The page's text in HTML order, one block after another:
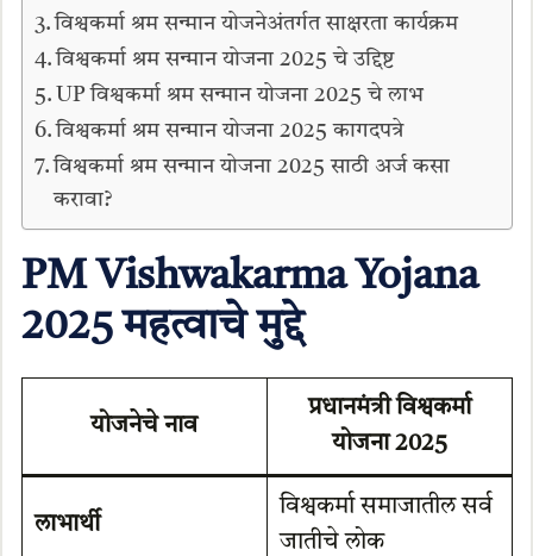
विश्वकर्मा श्रम सन्मान योजनेअंतर्गत साक्षरता कार्यक्रम
विश्वकर्मा श्रम सन्मान योजना 2025 चे उद्दिष्ट
UP विश्वकर्मा श्रम सन्मान योजना 2025 चे लाभ
विश्वकर्मा श्रम सन्मान योजना 2025 कागदपत्रे
विश्वकर्मा श्रम सन्मान योजना 2025 साठी अर्ज कसा
करावा?
PM Vishwakarma Yojana
2025 महत्वाचे मुद्दे
योजनेचे नाव
प्रधानमंत्री विश्वकर्मा
योजना 2025
लाभार्थी
विश्वकर्मा समाजातील सर्व
जातीचे लोक